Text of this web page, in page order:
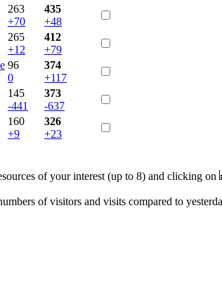
263
+70
435
+48
265
+12
412
+79
96
0
374
+117
145
-441
373
-637
160
+9
326
+23
of your interest (up to 8) and clicking on
of visitors and visits compared to